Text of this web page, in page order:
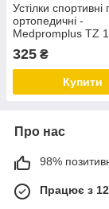
Устілки спортивні
ортопедичні -
Medpromplus TZ
325 ₴
Купити
Про нас
98%
Працює з